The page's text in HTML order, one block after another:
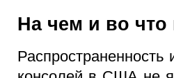
На чем и во что
Распространенность